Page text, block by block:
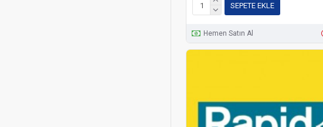
SEPETE EKLE
Hemen Satın Al